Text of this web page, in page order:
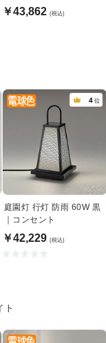
ント式
￥43,862 (税込)
4 位
庭園灯 行灯 防雨 60W 黒
｜コンセント
￥42,229 (税込)
ト